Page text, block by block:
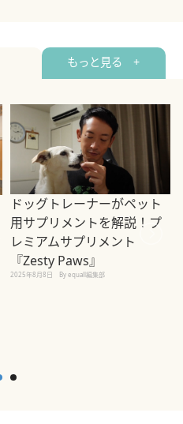
もっと見る +
ドッグトレーナーがペット
用サプリメントを解説！プ
レミアムサプリメント
『Zesty Paws』
2025年8月8日 By equall編集部